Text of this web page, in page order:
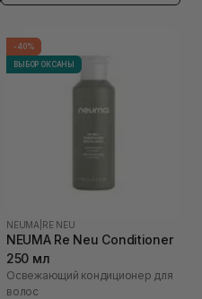
-40%
ВЫБОР ОКСАНЫ
NEUMA RE NEU
NEUMA Re Neu Conditioner
250 мл
Освежающий кондиционер для
волос